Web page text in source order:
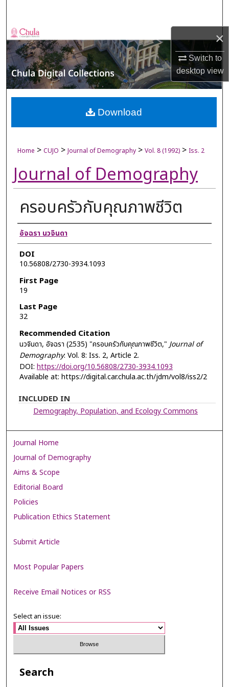
×
Switch to
desktopview
Browse Collections
My Account
About
Digital Commons Network™
Home > CUJO > Journal of Demography > Vol. 8 (1992) > Iss. 2
Journal of Demography
ครอบครัวกับคุณภาพชีวิต
Authors
อัจฉรา นวจินดา
DOI
10.56808/2730-3934.1093
First Page
19
Last Page
32
Recommended Citation
นวจินดา, อัจฉรา (2535) "ครอบครัวกับคุณภาพชีวิต," Journal of
Demography: Vol. 8: Iss. 2, Article 2.
DOI: https://doi.org/10.56808/2730-3934.1093
Available at: https://digital.car.chula.ac.th/jdm/vol8/iss2/2
Download
INCLUDED IN
Demography, Population, and Ecology Commons
Journal Home
Journal of Demography
Aims & Scope
Editorial Board
Policies
Publication Ethics Statement
Submit Article
Most Popular Papers
Receive Email Notices or RSS
Select an issue:
Search